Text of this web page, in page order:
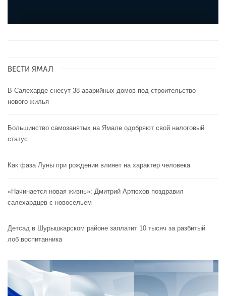
ВЕСТИ ЯМАЛ
В Салехарде снесут 38 аварийных домов под строительство
нового жилья
Большинство самозанятых на Ямале одобряют свой налоговый
статус
Как фаза Луны при рождении влияет на характер человека
«Начинается новая жизнь»: Дмитрий Артюхов поздравил
салехардцев с новосельем
Детсад в Шурышкарском районе заплатит 10 тысяч за разбитый
лоб воспитанника